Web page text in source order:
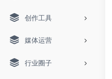
创作工具
媒体运营
行业圈子